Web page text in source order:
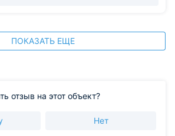
ПОКАЗАТЬ ЕЩЕ
отзыв на этот объект?
Нет